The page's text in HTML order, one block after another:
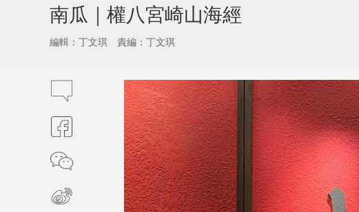
南瓜｜權八宮崎山海經
編輯：丁文琪 責編：丁文琪